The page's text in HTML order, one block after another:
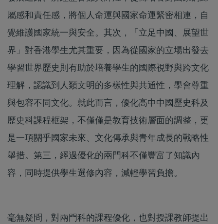
屬感和責任感，將個人命運與國家命運緊密相連，自
覺維護國家統一與安全。其次，「立足中國、展望世
界」對香港學生尤其重要，因為從國家的立場出發去
學習世界歷史則有助於培養學生的國際視野與跨文化
理解，認識到人類文明的多樣性與共通性，學會尊重
與包容不同文化。就此而言，優化高中中國歷史科及
歷史科課程框架，不僅僅是教育技術層面的調整，更
是一項關乎國家未來、文化傳承與青年成長的戰略性
舉措。第三，經過優化的兩門科不僅豐富了知識內
容，同時提供學生選修內容，減輕學習負擔。
毫無疑問，對兩門科的課程優化，也對授課教師提出